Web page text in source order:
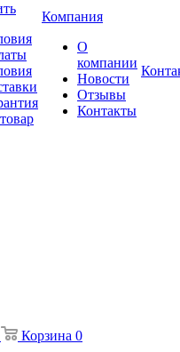
Компания
О
компании
Новости
Отзывы
Контакты
Корзина 0